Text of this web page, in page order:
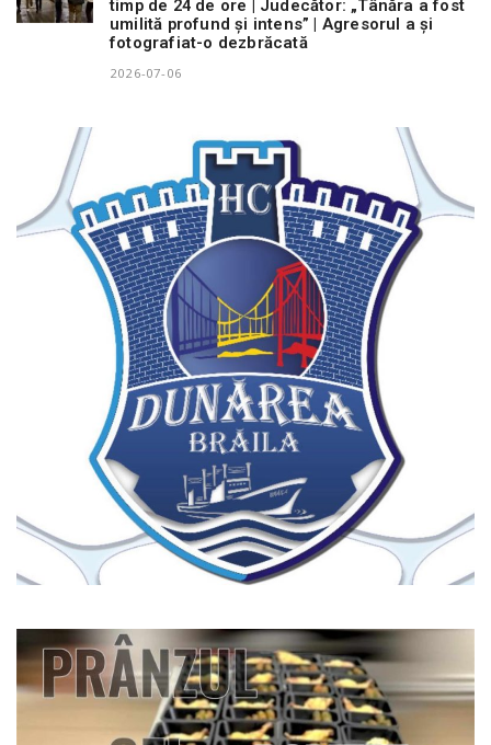
timp de 24 de ore | Judecător: „Tânăra a fost
umilită profund și intens” | Agresorul a și
fotografiat-o dezbrăcată
2026-07-06